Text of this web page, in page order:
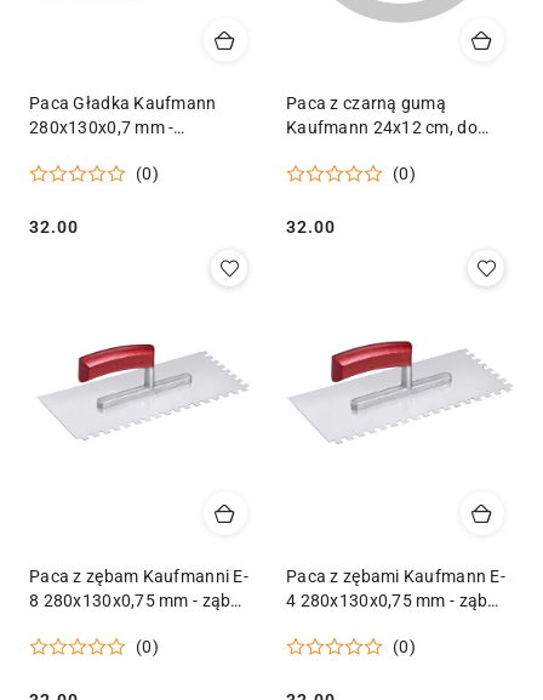
Paca Gładka Kaufmann
280x130x0,7 mm -
(0)
Cena:
32.00
Paca z czarną gumą
Kaufmann 24x12 cm, do
(0)
Cena:
32.00
Paca z zębam Kaufmanni E-
8 280x130x0,75 mm - ząb
(0)
Paca z zębami Kaufmann E-
4 280x130x0,75 mm - ząb
(0)